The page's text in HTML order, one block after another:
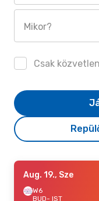
Mikor?
Csak
Aug. 19., Sze
W6
BUD- IST